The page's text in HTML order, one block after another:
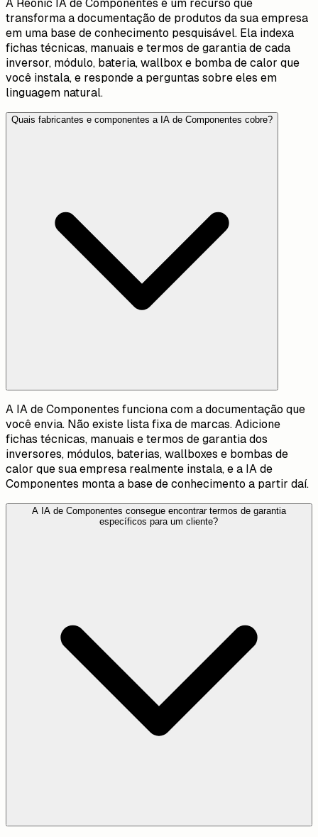
A Reonic IA de Componentes é um recurso que
transforma a documentação de produtos da sua empresa
em uma base de conhecimento pesquisável. Ela indexa
fichas técnicas, manuais e termos de garantia de cada
inversor, módulo, bateria, wallbox e bomba de calor que
você instala, e responde a perguntas sobre eles em
linguagem natural.
Quais fabricantes e componentes a IA de Componentes cobre?
A IA de Componentes funciona com a documentação que
você envia. Não existe lista fixa de marcas. Adicione
fichas técnicas, manuais e termos de garantia dos
inversores, módulos, baterias, wallboxes e bombas de
calor que sua empresa realmente instala, e a IA de
Componentes monta a base de conhecimento a partir daí.
A IA de Componentes consegue encontrar termos de garantia
específicos para um cliente?